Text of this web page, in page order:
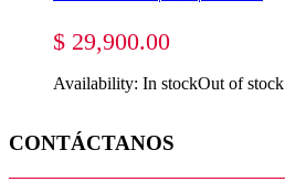
$ 29,900.00
Availability: In stockOut of stock
CONTÁCTANOS